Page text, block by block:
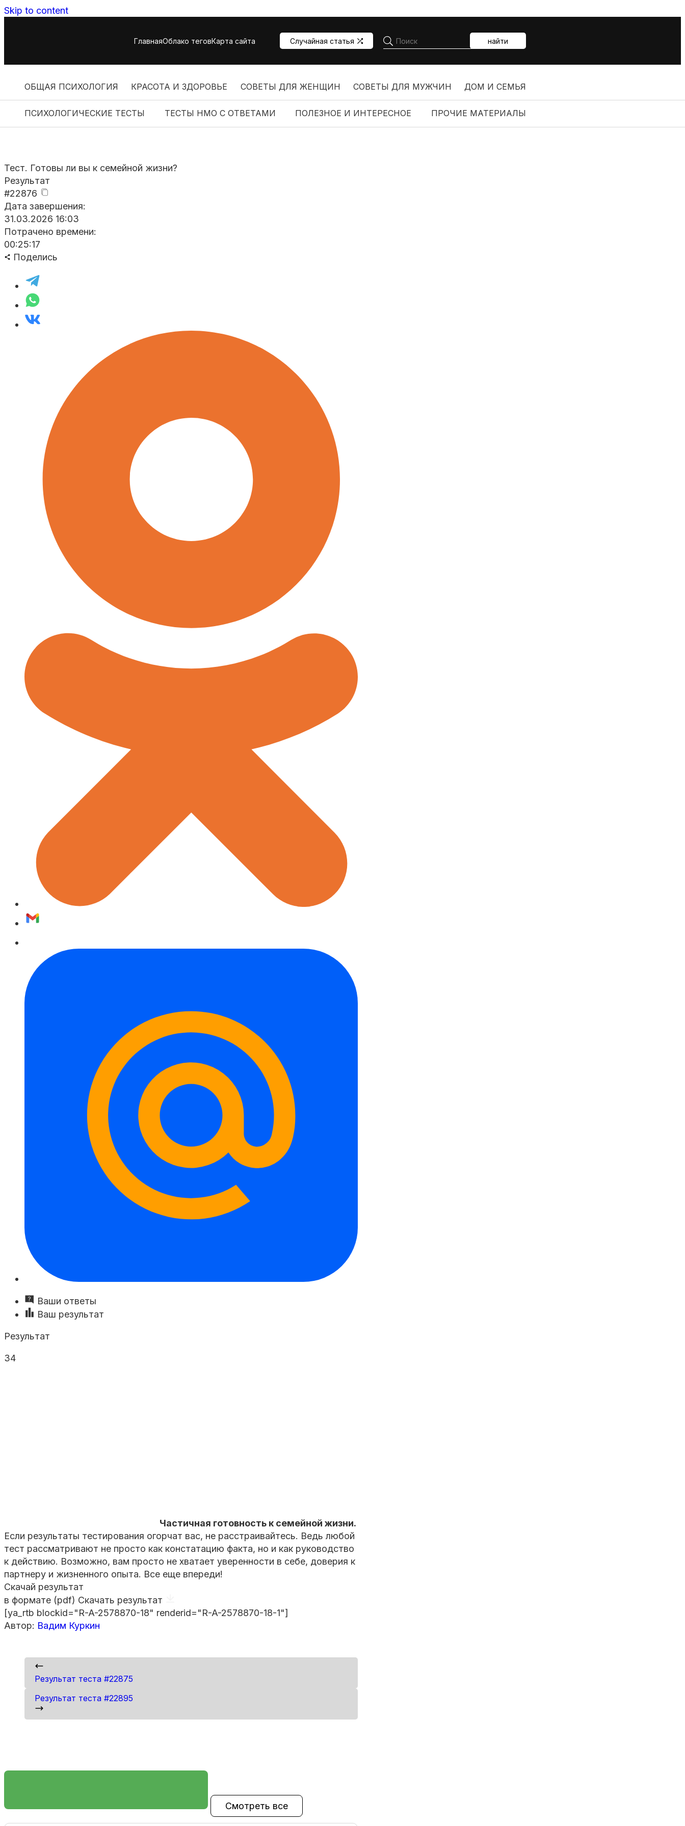
Skip to content
ГлавнаяОблако теговКарта сайта Случайная статья найти
ОБЩАЯ ПСИХОЛОГИЯ КРАСОТА И ЗДОРОВЬЕ СОВЕТЫ ДЛЯ ЖЕНЩИН СОВЕТЫ ДЛЯ МУЖЧИН ДОМ И СЕМЬЯ
ПСИХОЛОГИЧЕСКИЕ ТЕСТЫ ТЕСТЫ НМО С ОТВЕТАМИ ПОЛЕЗНОЕ И ИНТЕРЕСНОЕ ПРОЧИЕ МАТЕРИАЛЫ
Тест. Готовы ли вы к семейной жизни?
Результат
#22876
Дата завершения:
31.03.2026 16:03
Потрачено времени:
00:25:17
Поделись
Ваши ответы
Ваш результат
Результат
34
Частичная готовность к семейной жизни.
Если результаты тестирования огорчат вас, не расстраивайтесь. Ведь любой
тест рассматривают не просто как констатацию факта, но и как руководство
к действию. Возможно, вам просто не хватает уверенности в себе, доверия к
партнеру и жизненного опыта. Все еще впереди!
Скачай результат
в формате (pdf) Скачать результат
[ya_rtb blockid="R-A-2578870-18" renderid="R-A-2578870-18-1"]
Автор: Вадим Куркин
Результат теста #22875
Результат теста #22895
Смотреть все